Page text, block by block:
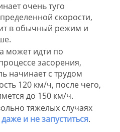
очень туго
скорости,
в обычный режим и
может идти по
засорения,
начинает с трудом
120 км/ч, после чего,
до 150 км/ч.
тяжелых случаях
и не запуститься.